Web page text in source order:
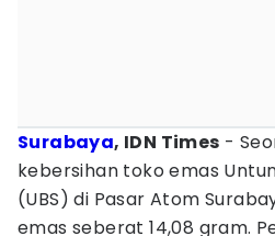
Surabaya, IDN Times -
kebersihan toko emas
(UBS) di Pasar Atom
emas seberat 14,08 gram.